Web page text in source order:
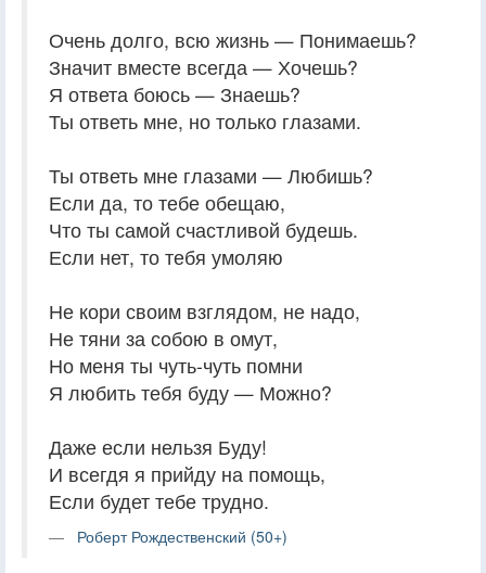
Очень долго, всю жизнь — Понимаешь?
Значит вместе всегда — Хочешь?
Я ответа боюсь — Знаешь?
Ты ответь мне, но только глазами.
Ты ответь мне глазами — Любишь?
Если да, то тебе обещаю,
Что ты самой счастливой будешь.
Если нет, то тебя умоляю
Не кори своим взглядом, не надо,
Не тяни за собою в омут,
Но меня ты чуть-чуть помни
Я любить тебя буду — Можно?
Даже если нельзя Буду!
И всегдя я прийду на помощь,
Если будет тебе трудно.
Роберт Рождественский (50+)